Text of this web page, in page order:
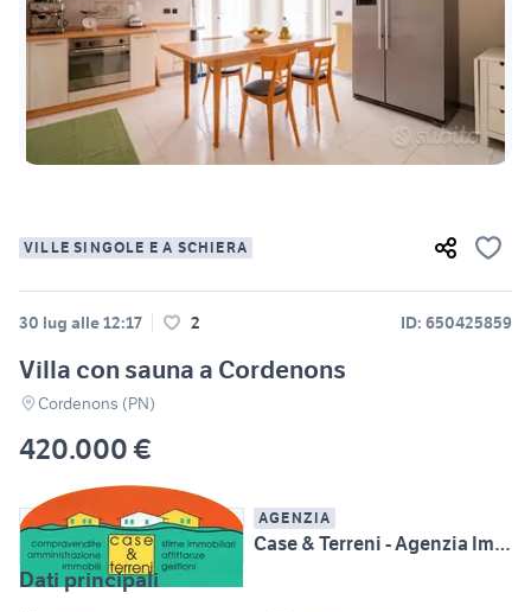
VILLE SINGOLE E A SCHIERA
30 lug alle 12:17 2 ID: 650425859
Villa con sauna a Cordenons
Cordenons (PN)
420.000 €
AGENZIA
Case & Terreni - Agenzia Immobiliare s.a.s.
Dati principali